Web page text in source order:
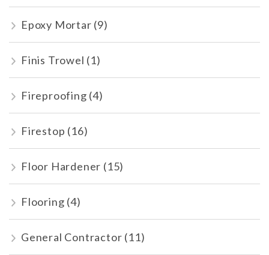
Epoxy Mortar (9)
Finis Trowel (1)
Fireproofing (4)
Firestop (16)
Floor Hardener (15)
Flooring (4)
General Contractor (11)